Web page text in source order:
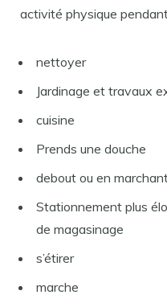
activité physique
nettoyer
Jardinage et travaux
cuisine
Prends une douche
debout ou en
Stationnement plus
de magasinage
s’étirer
marche